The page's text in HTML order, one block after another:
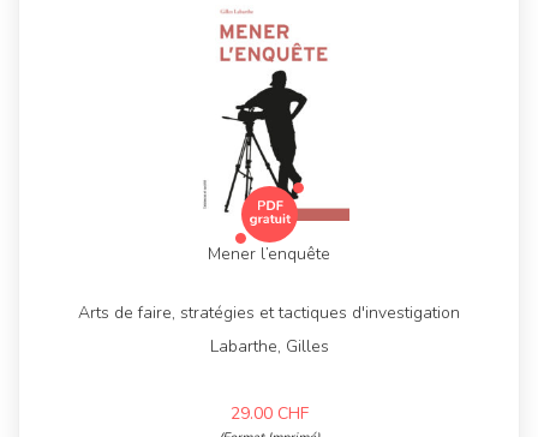
Mener l’enquête
Arts de faire, stratégies et tactiques d'investigation
Labarthe, Gilles
29.00 CHF